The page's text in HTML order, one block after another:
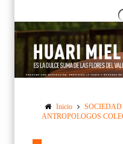
Inicio SOCIEDAD
ANTROPOLOGOS